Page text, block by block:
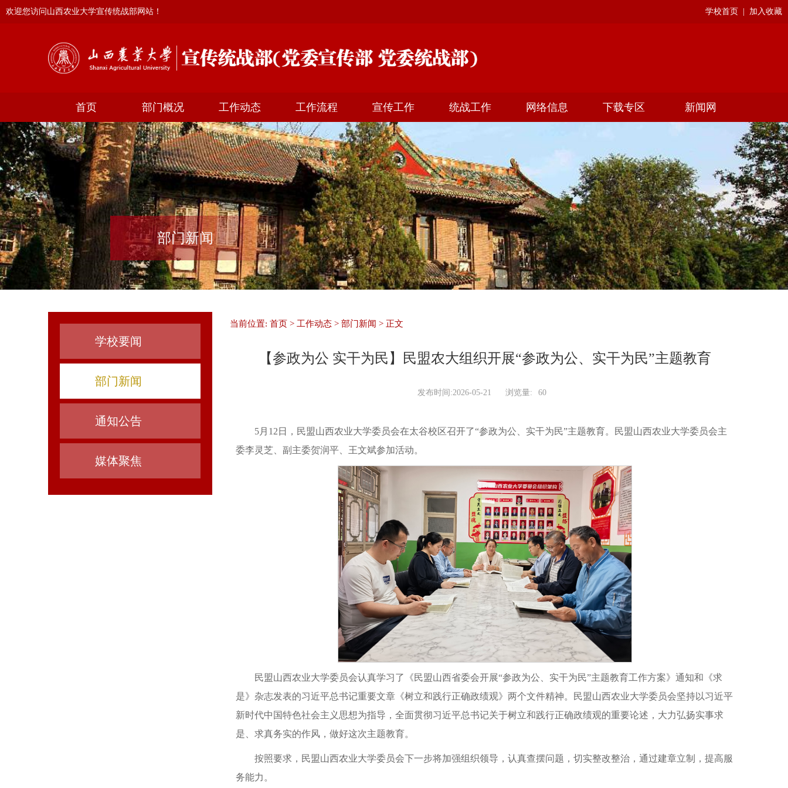
欢迎您访问山西农业大学宣传统战部网站！ 学校首页 加入收藏
首页 部门概况 工作动态 工作流程 宣传工作 统战工作 网络信息 下载专区 新闻网
部门新闻
学校要闻
部门新闻
通知公告
媒体聚焦
当前位置: 首页 > 工作动态 > 部门新闻 > 正文
【参政为公 实干为民】民盟农大组织开展“参政为公、实干为民”主题教育
发布时间:2026-05-21 浏览量: 60
5月12日，民盟山西农业大学委员会在太谷校区召开了“参政为公、实干为民”主题教育。民盟山西农业大学委员会主
委李灵芝、副主委贺润平、王文斌参加活动。
民盟山西农业大学委员会认真学习了《民盟山西省委会开展“参政为公、实干为民”主题教育工作方案》通知和《求
是》杂志发表的习近平总书记重要文章《树立和践行正确政绩观》两个文件精神。民盟山西农业大学委员会坚持以习近平
新时代中国特色社会主义思想为指导，全面贯彻习近平总书记关于树立和践行正确政绩观的重要论述，大力弘扬实事求
是、求真务实的作风，做好这次主题教育。
按照要求，民盟山西农业大学委员会下一步将加强组织领导，认真查摆问题，切实整改整治，通过建章立制，提高服
务能力。